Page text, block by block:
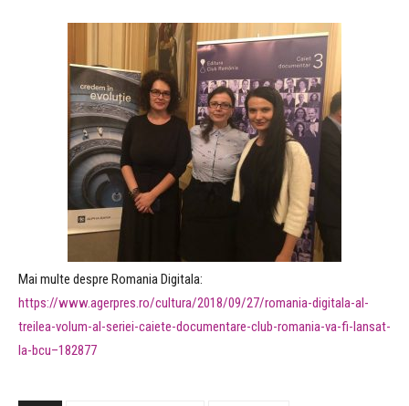
Mai multe despre Romania Digitala:
https://www.agerpres.ro/cultura/2018/09/27/romania-digitala-al-
treilea-volum-al-seriei-caiete-documentare-club-romania-va-fi-lansat-
la-bcu–182877